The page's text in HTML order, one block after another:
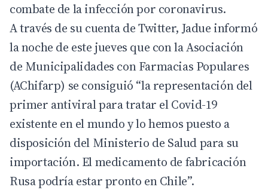
combate de la infección por coronavirus.
A través de su cuenta de Twitter, Jadue informó
la noche de este jueves que con la Asociación
de Municipalidades con Farmacias Populares
(AChifarp) se consiguió “la representación del
primer antiviral para tratar el Covid-19
existente en el mundo y lo hemos puesto a
disposición del Ministerio de Salud para su
importación. El medicamento de fabricación
Rusa podría estar pronto en Chile”.